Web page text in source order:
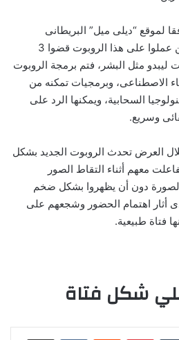
لموقع “ديلى ميل” البريطانى
فالشاب الصينى وزملاؤه ممن عملوا على هذا الروبوت قضوا 3
ليبدو مثل البشر، فتم برمجة الروبوت
الاصطناعى، وبرمجيات تمكنه من
السحابية، ويمكنها الرد على
وسريع.
العرض تحدث الروبوت الجديد بشكل
معهم أثناء التقاط الصور
دون أن يظهروا بشكل ضخم
أثار اهتمام الحضور وشجعهم على
فتاة طبيعية.
شكل فتاة